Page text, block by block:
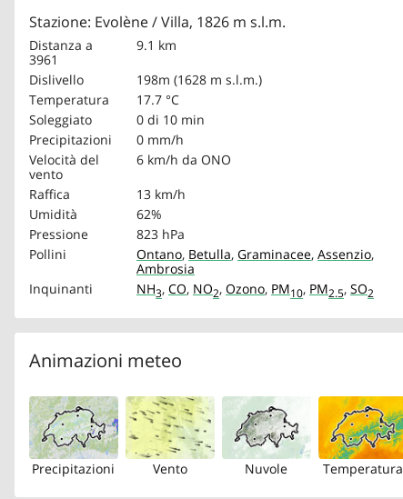
Stazione: Evolène / Villa, 1826 m s.l.m.
Distanza a
3961
9.1 km
Dislivello
198m (1628 m s.l.m.)
Temperatura
17.7 °C
Soleggiato
0 di 10 min
Precipitazioni
0 mm/h
Velocità del
vento
6 km/h da ONO
Raffica
13 km/h
Umidità
62%
Pressione
823 hPa
Pollini
Ontano, Betulla, Graminacee, Assenzio,
Ambrosia
Inquinanti
NH3, CO, NO2, Ozono, PM10, PM2.5, SO2
Animazioni meteo
Precipitazioni Vento Nuvole Temperatura